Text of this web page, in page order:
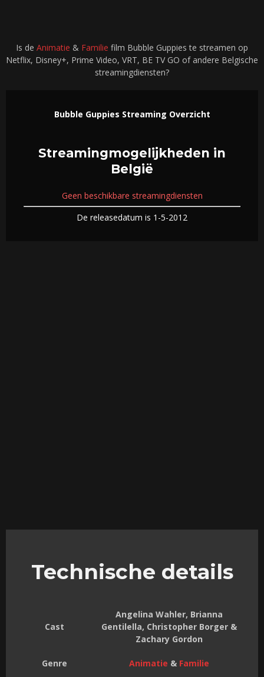
Is de Animatie & Familie film Bubble Guppies te streamen op
Netflix, Disney+, Prime Video, VRT, BE TV GO of andere Belgische
streamingdiensten?
Bubble Guppies Streaming Overzicht
Streamingmogelijkheden in
België
Geen beschikbare streamingdiensten
De releasedatum is 1-5-2012
Technische details
Cast
Angelina Wahler, Brianna
Gentilella, Christopher Borger &
Zachary Gordon
Genre Animatie & Familie